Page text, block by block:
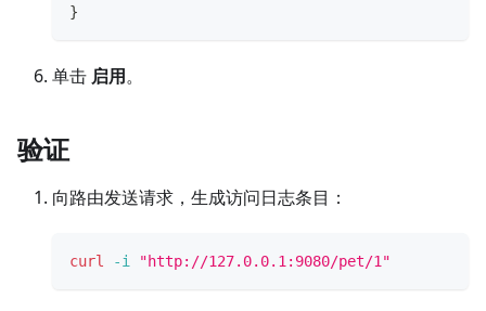
}
单击 启用。
验证
向路由发送请求，生成访问日志条目：
curl -i "http://127.0.0.1:9080/pet/1"